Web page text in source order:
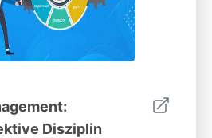
Disziplin